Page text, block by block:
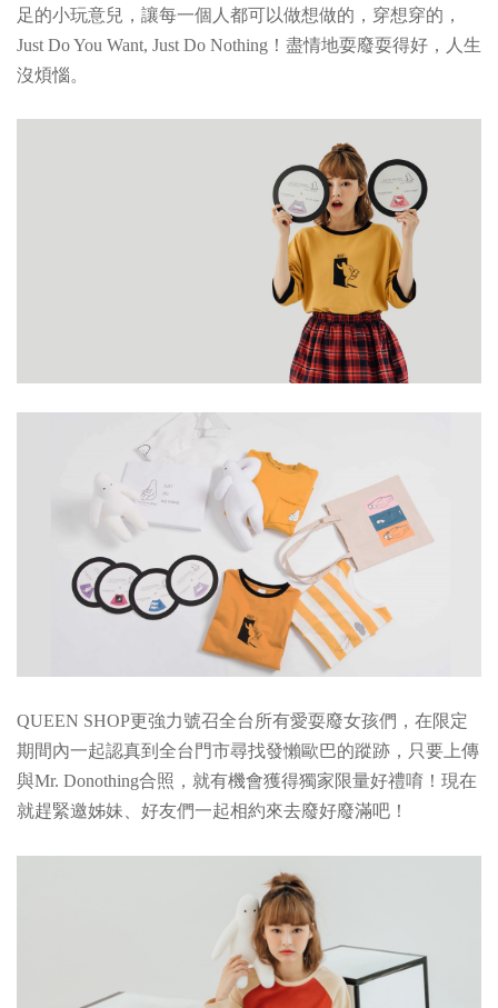
足的小玩意兒，讓每一個人都可以做想做的，穿想穿的，
Just Do You Want, Just Do Nothing！盡情地耍廢耍得好，人生
沒煩惱。
QUEEN SHOP更強力號召全台所有愛耍廢女孩們，在限定
期間內一起認真到全台門市尋找發懶歐巴的蹤跡，只要上傳
與Mr. Donothing合照，就有機會獲得獨家限量好禮唷！現在
就趕緊邀姊妹、好友們一起相約來去廢好廢滿吧！